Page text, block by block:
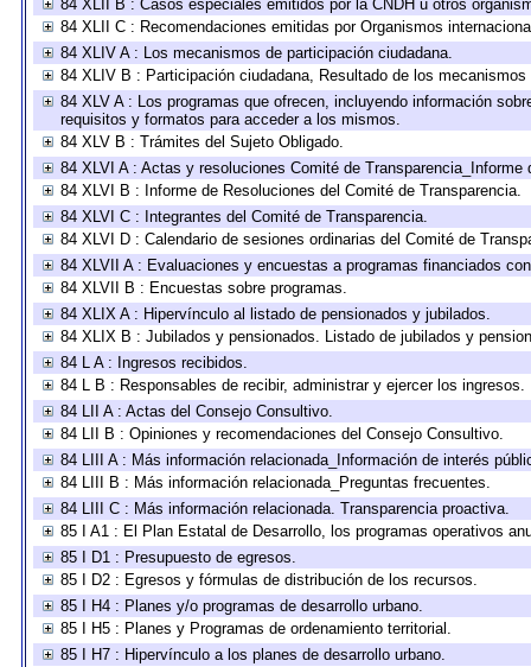
84 XLII B : Casos especiales emitidos por la CNDH u otros
84 XLII C : Recomendaciones emitidas por Organismos
84 XLIV A : Los mecanismos de participación ciudadana.
84 XLIV B : Participación ciudadana, Resultado de los
84 XLV A : Los programas que ofrecen, incluyendo información
requisitos y formatos para acceder a los mismos.
84 XLV B : Trámites del Sujeto Obligado.
84 XLVI A : Actas y resoluciones Comité de
84 XLVI B : Informe de Resoluciones del Comité de Transparencia.
84 XLVI C : Integrantes del Comité de Transparencia.
84 XLVI D : Calendario de sesiones ordinarias del Comité de
84 XLVII A : Evaluaciones y encuestas a programas financiados
84 XLVII B : Encuestas sobre programas.
84 XLIX A : Hipervínculo al listado de pensionados y jubilados.
84 XLIX B : Jubilados y pensionados. Listado de jubilados y
84 L A : Ingresos recibidos.
84 L B : Responsables de recibir, administrar y ejercer los ingresos.
84 LII A : Actas del Consejo Consultivo.
84 LII B : Opiniones y recomendaciones del Consejo Consultivo.
84 LIII A : Más información relacionada_Información de interés
84 LIII B : Más información relacionada_Preguntas frecuentes.
84 LIII C : Más información relacionada. Transparencia proactiva.
85 I A1 : El Plan Estatal de Desarrollo, los programas operativos
85 I D1 : Presupuesto de egresos.
85 I D2 : Egresos y fórmulas de distribución de los recursos.
85 I H4 : Planes y/o programas de desarrollo urbano.
85 I H5 : Planes y Programas de ordenamiento territorial.
85 I H7 : Hipervínculo a los planes de desarrollo urbano.